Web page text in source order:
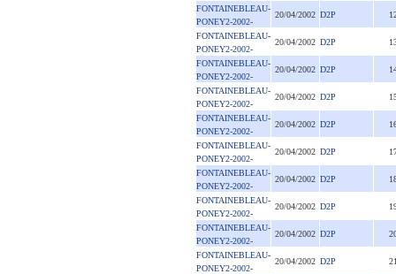
FONTAINEBLEAU-
PONEY2-2002-
20/04/2002 D2P
FONTAINEBLEAU-
PONEY2-2002-
20/04/2002 D2P
FONTAINEBLEAU-
PONEY2-2002-
20/04/2002 D2P
FONTAINEBLEAU-
PONEY2-2002-
20/04/2002 D2P
FONTAINEBLEAU-
PONEY2-2002-
20/04/2002 D2P
FONTAINEBLEAU-
PONEY2-2002-
20/04/2002 D2P
FONTAINEBLEAU-
PONEY2-2002-
20/04/2002 D2P
FONTAINEBLEAU-
PONEY2-2002-
20/04/2002 D2P
FONTAINEBLEAU-
PONEY2-2002-
20/04/2002 D2P
FONTAINEBLEAU-
PONEY2-2002-
20/04/2002 D2P